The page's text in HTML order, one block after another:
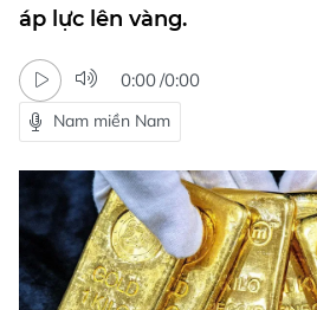
áp lực lên vàng.
0:00/0:00
Nam miền Nam